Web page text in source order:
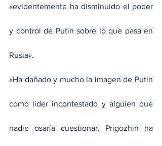
«evidentemente ha disminuido el poder
y control de Putin sobre lo que pasa en
Rusia».
«Ha dañado y mucho la imagen de Putin
como líder incontestado y alguien que
nadie osaría cuestionar. Prigozhin ha